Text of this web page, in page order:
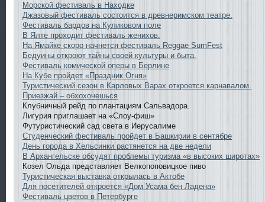
Морской фестиваль в Находке
Джазовый фестиваль состоится в древнеримском театре.
Фестиваль бардов на Куликовом поле
В Ялте проходит фестиваль женихов.
На Ямайке скоро начнется фестиваль Reggae SumFest
Бедуины откроют тайны своей культуры и быта.
Фестиваль комической оперы в Берлине
На Кубе пройдет «Праздник Огня»
Туристический сезон в Карловых Варах откроется карнавалом.
Приезжай – обхохочешься
Клубничный рейд по плантациям Сальвадора.
Лигурия приглашает на «Слоу-фиш»
Футуристический сад света в Иерусалиме
Студенческий фестиваль пройдет в Башкирии в сентябре
День города в Хельсинки растянется на две недели
В Архангельске обсудят проблемы туризма «в высоких широтах»
Козел Ольда представляет Велкопоповицкое пиво
Туристическая выставка открылась в Актобе
Для посетителей откроется «Дом Усама бен Ладена»
Фестиваль цветов в Петербурге